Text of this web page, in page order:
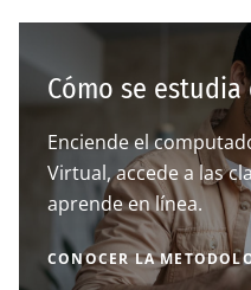
Cómo se
Enciende el
Virtual, accede a las
aprende en línea.
CONOCER LA